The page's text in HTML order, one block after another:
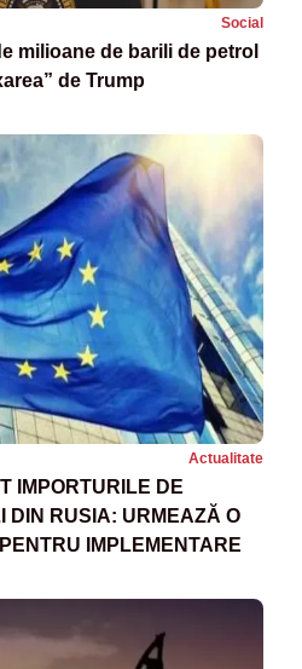
Social
milioane de barili de petrol
de Trump
Actualitate
IMPORTURILE DE
DIN RUSIA: URMEAZĂ O
IMPLEMENTARE